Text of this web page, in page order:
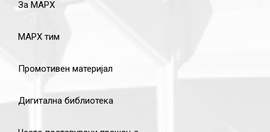
За МАРХ
МАРХ тим
Промотивен материјал
Дигитална библиотека